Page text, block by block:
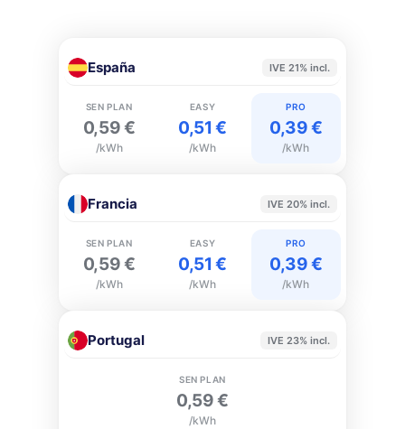
España IVE 21% incl.
SEN PLAN
0,59 €
/kWh
EASY
0,51 €
/kWh
PRO
0,39 €
/kWh
Francia IVE 20% incl.
SEN PLAN
0,59 €
/kWh
EASY
0,51 €
/kWh
PRO
0,39 €
/kWh
Portugal IVE 23% incl.
SEN PLAN
0,59 €
/kWh